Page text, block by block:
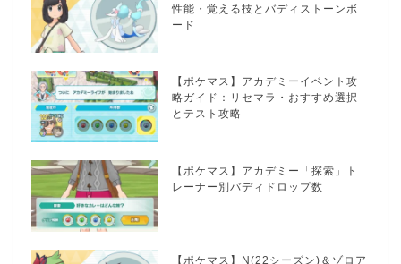
性能・覚える技とバディストーンボ
ード
【ポケマス】アカデミーイベント攻
略ガイド：リセマラ・おすすめ選択
とテスト攻略
【ポケマス】アカデミー「探索」ト
レーナー別バディドロップ数
【ポケマス】N(22シーズン)＆ゾロア